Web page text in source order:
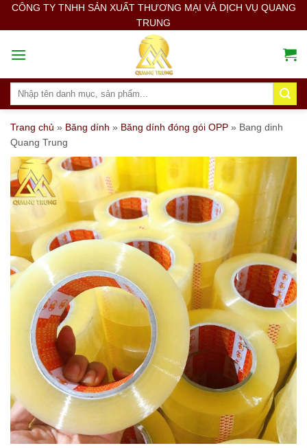
SkipCÔNG TY TNHH SẢN XUẤT THƯƠNG MẠI VÀ DỊCH VỤ QUANG
TRUNG
Search
Trang chủ » Băng dính » Băng dính đóng gói OPP » Bang dinh
Quang Trung